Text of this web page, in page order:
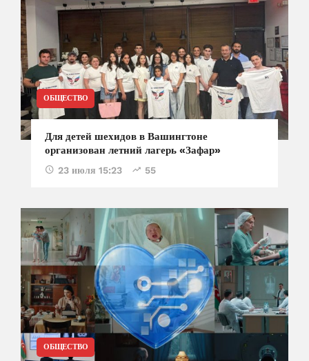
ОБЩЕСТВО
Для детей шехидов в Вашингтоне
организован летний лагерь «Зафар»
23 июля 15:23 55
ОБЩЕСТВО